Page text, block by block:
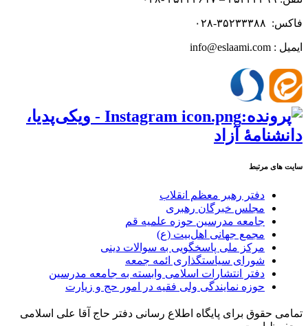
فاکس: ۳۵۲۳۳۳۸۸-۰۲۸
ایمیل : info@eslaami.com
سایت های مرتبط
دفتر رهبر معظم انقلاب
مجلس خبرگان رهبری
جامعه مدرسین حوزه علمیه قم
مجمع جهانی اهل‌بیت (ع)
مرکز ملی پاسخگویی به سوالات دینی
شورای سیاستگذاری ائمه جمعه
دفتر انتشارات اسلامی وابسته به جامعه مدرسین
حوزه نمایندگی ولی فقیه در امور حج و زیارت
تمامی حقوق برای پایگاه اطلاع رسانی دفتر حاج آقا علی اسلامی